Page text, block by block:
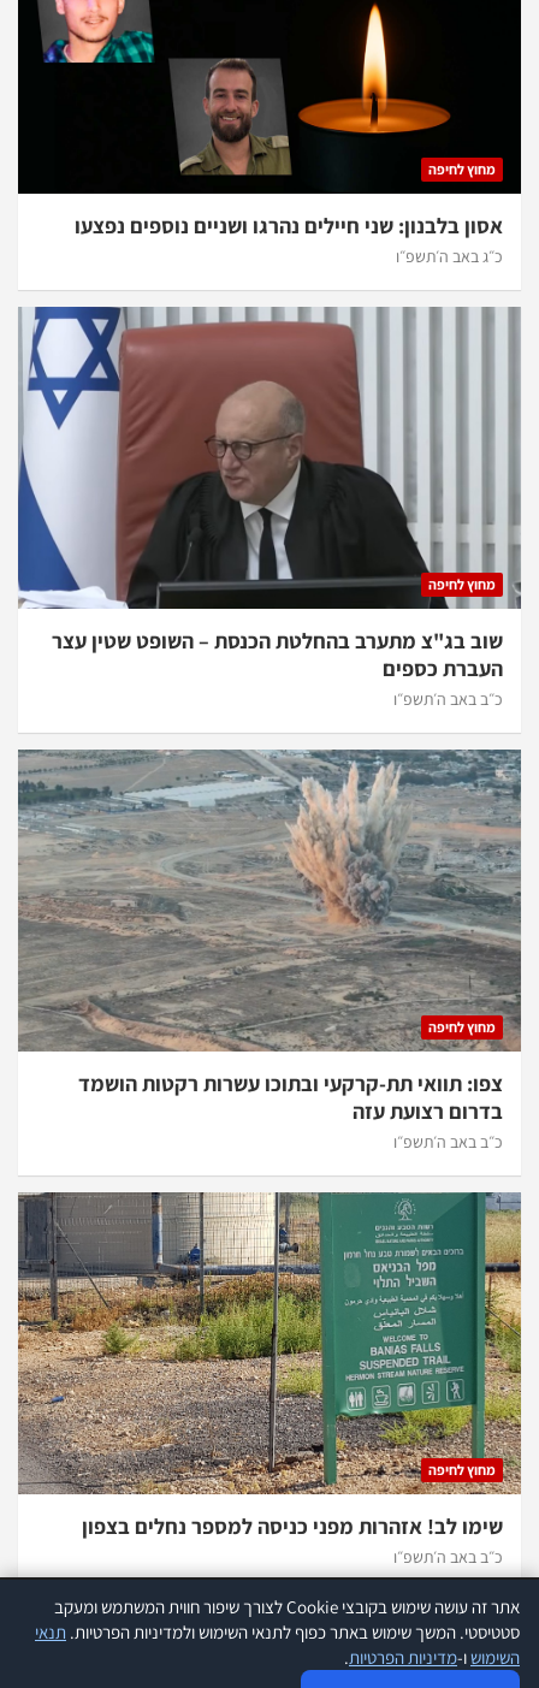
מחוץ לחיפה
אסון בלבנון: שני חיילים נהרגו ושניים נוספים נפצעו
כ״ג באב ה׳תשפ״ו
מחוץ לחיפה
שוב בג"צ מתערב בהחלטת הכנסת – השופט שטין עצר
העברת כספים
כ״ב באב ה׳תשפ״ו
מחוץ לחיפה
צפו: תוואי תת-קרקעי ובתוכו עשרות רקטות הושמד
בדרום רצועת עזה
כ״ב באב ה׳תשפ״ו
מחוץ לחיפה
שימו לב! אזהרות מפני כניסה למספר נחלים בצפון
כ״ב באב ה׳תשפ״ו
כל הזכויות שמורות להנהלת אתר 970 |
אתר זה עושה שימוש בקובצי Cookie לצורך שיפור חווית המשתמש ומעקב
סטטיסטי. המשך שימוש באתר כפוף לתנאי השימוש ולמדיניות הפרטיות. תנאי
השימושו-מדיניות הפרטיות.
אתר זה עושה שימוש בקוקיז לצורך שיפור חווית המשתמש ומעקב סטטיסטי.
עוד